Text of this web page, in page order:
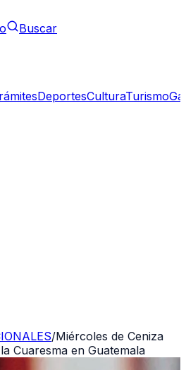
Buscar
DeportesCulturaTurismo
/Miércoles de Ceniza
Cuaresma en Guatemala